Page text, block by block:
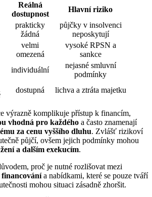
Reálná
dostupnost
Hlavní riziko
prakticky
žádná
půjčky v insolvenci
neposkytují
velmi
omezená
vysoké RPSN a
sankce
individuální
nejasné smluvní
podmínky
dostupná lichva a ztráta majetku
výrazně komplikuje přístup k financím,
vhodná pro každého a často znamenají
za cenu vyššího dluhu. Zvlášť rizikoví
půjčí, ovšem jejich podmínky mohou
a dalším exekucím.
proč je nutné rozlišovat mezi
a nabídkami, které se pouze tváří
mohou situaci zásadně zhoršit.